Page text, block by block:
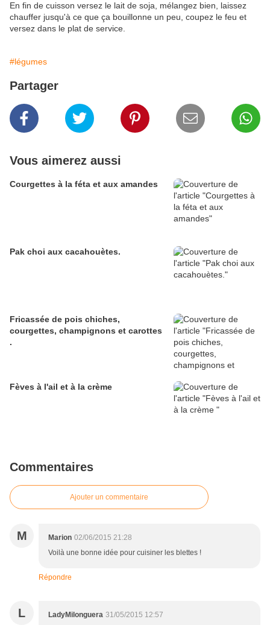
En fin de cuisson versez le lait de soja, mélangez bien, laissez
chauffer jusqu'à ce que ça bouillonne un peu, coupez le feu et
versez dans le plat de service.
#légumes
Partager
Vous aimerez aussi
Courgettes à la féta et aux amandes
Pak choi aux cacahouètes.
Fricassée de pois chiches,
courgettes, champignons et carottes
.
Fèves à l'ail et à la crème
Commentaires
Ajouter un commentaire
M Marion 02/06/2015 21:28
Voilà une bonne idée pour cuisiner les blettes !
Répondre
L LadyMilonguera 31/05/2015 12:57